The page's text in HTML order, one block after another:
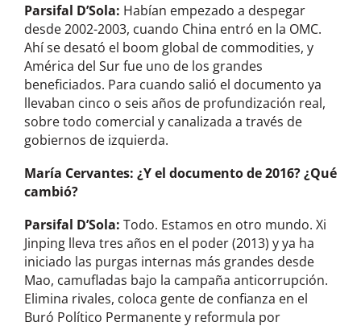
Parsifal D’Sola: Habían empezado a despegar
desde 2002-2003, cuando China entró en la OMC.
Ahí se desató el boom global de commodities, y
América del Sur fue uno de los grandes
beneficiados. Para cuando salió el documento ya
llevaban cinco o seis años de profundización real,
sobre todo comercial y canalizada a través de
gobiernos de izquierda.
María Cervantes: ¿Y el documento de 2016? ¿Qué
cambió?
Parsifal D’Sola: Todo. Estamos en otro mundo. Xi
Jinping lleva tres años en el poder (2013) y ya ha
iniciado las purgas internas más grandes desde
Mao, camufladas bajo la campaña anticorrupción.
Elimina rivales, coloca gente de confianza en el
Buró Político Permanente y reformula por